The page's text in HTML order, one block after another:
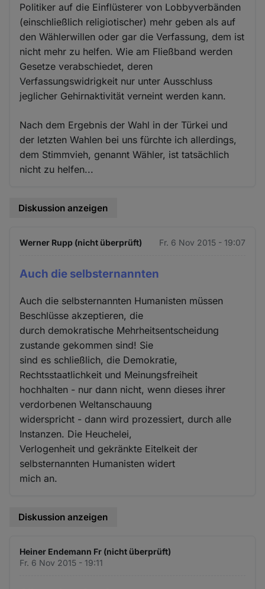
Politiker auf die Einflüsterer von Lobbyverbänden
(einschließlich religiotischer) mehr geben als auf
den Wählerwillen oder gar die Verfassung, dem ist
nicht mehr zu helfen. Wie am Fließband werden
Gesetze verabschiedet, deren
Verfassungswidrigkeit nur unter Ausschluss
jeglicher Gehirnaktivität verneint werden kann.
Nach dem Ergebnis der Wahl in der Türkei und
der letzten Wahlen bei uns fürchte ich allerdings,
dem Stimmvieh, genannt Wähler, ist tatsächlich
nicht zu helfen...
Diskussion anzeigen
Werner Rupp (nicht überprüft) Fr. 6 Nov 2015 - 19:07
Auch die selbsternannten
Auch die selbsternannten Humanisten müssen
Beschlüsse akzeptieren, die
durch demokratische Mehrheitsentscheidung
zustande gekommen sind! Sie
sind es schließlich, die Demokratie,
Rechtsstaatlichkeit und Meinungsfreiheit
hochhalten - nur dann nicht, wenn dieses ihrer
verdorbenen Weltanschauung
widerspricht - dann wird prozessiert, durch alle
Instanzen. Die Heuchelei,
Verlogenheit und gekränkte Eitelkeit der
selbsternannten Humanisten widert
mich an.
Diskussion anzeigen
Heiner Endemann Fr (nicht überprüft)
Fr. 6 Nov 2015 - 19:11